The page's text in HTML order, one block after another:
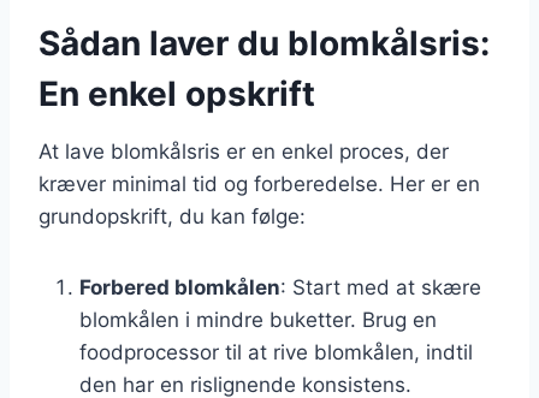
Sådan laver du blomkålsris:
En enkel opskrift
At lave blomkålsris er en enkel proces, der
kræver minimal tid og forberedelse. Her er en
grundopskrift, du kan følge:
Forbered blomkålen: Start med at skære
blomkålen i mindre buketter. Brug en
foodprocessor til at rive blomkålen, indtil
den har en rislignende konsistens.